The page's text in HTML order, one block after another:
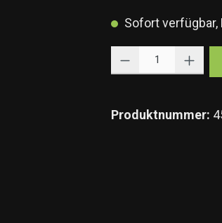
Sofort
Produktnummer: